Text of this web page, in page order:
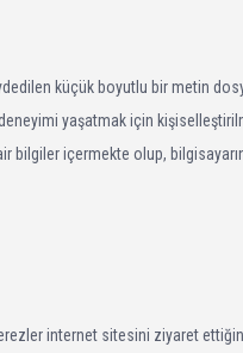
küçük boyutlu bir metin
deneyimi yaşatmak için
içermekte olup,
internet sitesini ziyaret